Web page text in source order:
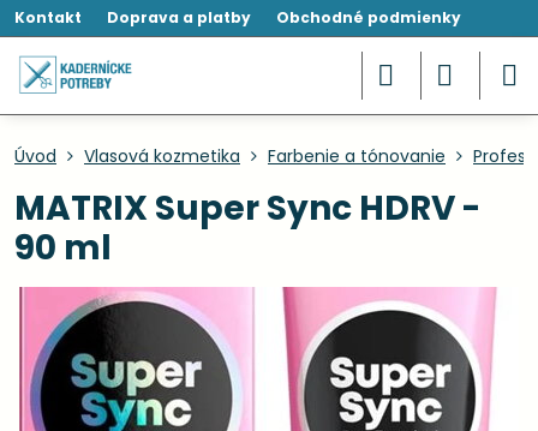
Kontakt Doprava a platby Obchodné podmienky
Úvod Vlasová kozmetika Farbenie a tónovanie
MATRIX Super Sync HDRV -
90 ml